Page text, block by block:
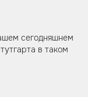
сегодняшнем
в таком